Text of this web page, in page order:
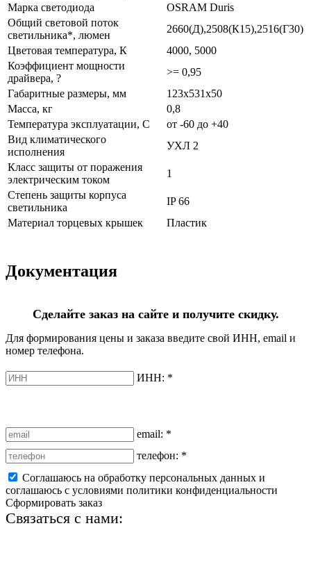
Марка светодиода
OSRAM Duris
Общий световой поток
светильника*, люмен
2660(Д),2508(К15),2516(Г30)
Цветовая температура, К
4000, 5000
Коэффициент мощности
драйвера, ?
>= 0,95
Габаритные размеры, мм
123х531х50
Масса, кг
0,8
Температура эксплуатации, С
от -60 до +40
Вид климатического
исполнения
УХЛ 2
Класс защиты от поражения
электрическим током
1
Степень защиты корпуса
светильника
IP 66
Материал торцевых крышек
Пластик
Документация
Сделайте заказ на сайте и получите скидку.
Для формирования цены и заказа введите свой ИНН, email и
номер телефона.
ИНН: *
email: *
телефон: *
Соглашаюсь на обработку персональных данных и
соглашаюсь с условиями политики конфиденциальности
Сформировать заказ
Связаться с нами: